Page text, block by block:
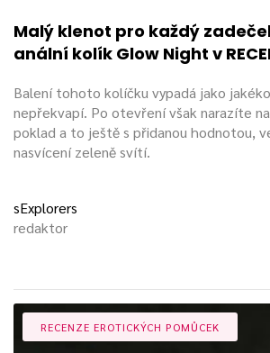
Malý klenot pro každý
anální kolík Glow Night v
Balení tohoto kolíčku vypadá jako
nepřekvapí. Po otevření však narazíte
poklad a to ještě s přidanou hodnotou,
nasvícení zeleně svítí.
sExplorers
redaktor
RECENZE EROTICKÝCH POMŮCEK